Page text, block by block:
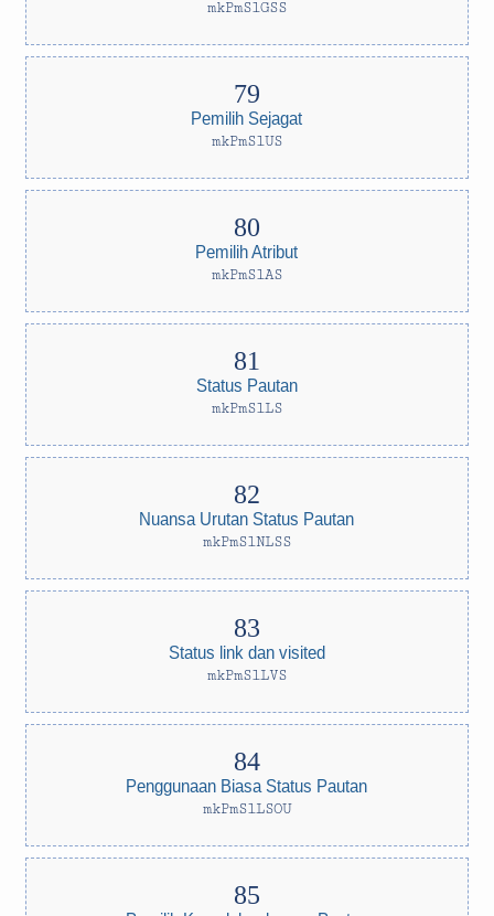
mkPmSlGSS
Pemilih Sejagat
mkPmSlUS
Pemilih Atribut
mkPmSlAS
Status Pautan
mkPmSlLS
Nuansa Urutan Status Pautan
mkPmSlNLSS
Status link dan visited
mkPmSlLVS
Penggunaan Biasa Status Pautan
mkPmSlLSOU